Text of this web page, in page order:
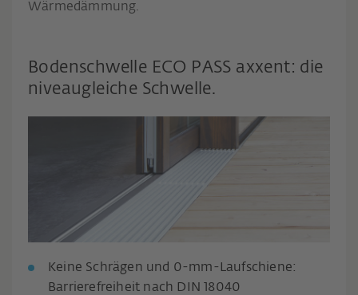
Wärmedämmung.
Bodenschwelle ECO PASS axxent: die
niveaugleiche Schwelle.
Keine Schrägen und 0-mm-Laufschiene:
Barrierefreiheit nach DIN 18040